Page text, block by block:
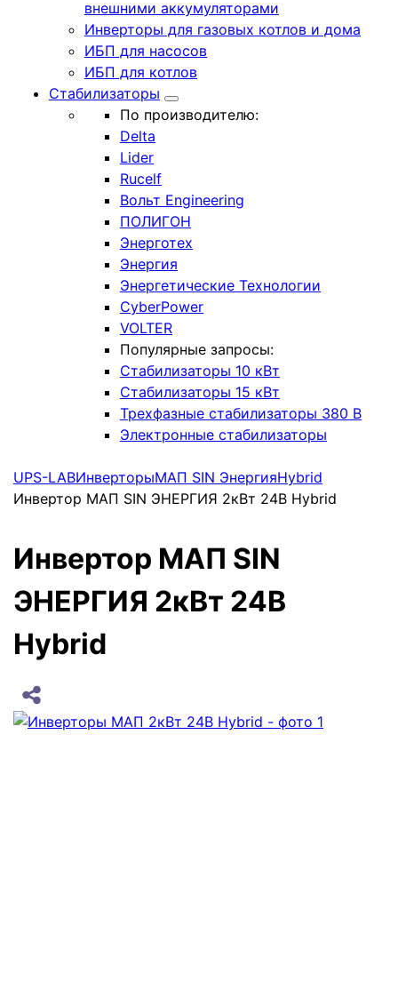
внешними аккумуляторами
Инверторы для газовых котлов и дома
ИБП для насосов
ИБП для котлов
Стабилизаторы
По производителю:
Delta
Lider
Rucelf
Вольт Engineering
ПОЛИГОН
Энерготех
Энергия
Энергетические Технологии
CyberPower
VOLTER
Популярные запросы:
Стабилизаторы 10 кВт
Стабилизаторы 15 кВт
Трехфазные стабилизаторы 380 В
Электронные стабилизаторы
UPS-LABИнверторыМАП SIN ЭнергияHybrid
Инвертор МАП SIN ЭНЕРГИЯ 2кВт 24В Hybrid
Инвертор МАП SIN
ЭНЕРГИЯ 2кВт 24В
Hybrid